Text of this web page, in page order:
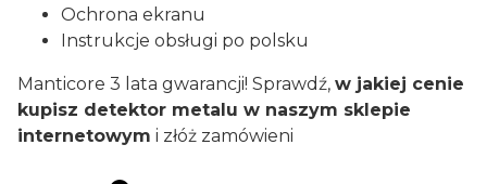
Ochrona ekranu
Instrukcje obsługi po polsku
Manticore 3 lata gwarancji! Sprawdź, w jakiej cenie
kupisz detektor metalu w naszym sklepie
internetowym i złóż zamówieni